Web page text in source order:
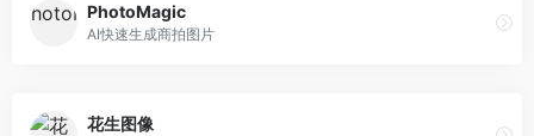
PhotoMagic
AI快速生成商拍图片
花生图像